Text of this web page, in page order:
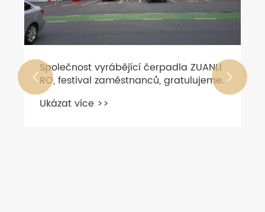
Společnost vyrábějící čerpadla ZUANLI
RO, festival zaměstnanců, gratulujeme.
Ukázat více >>
 